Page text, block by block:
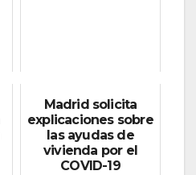
Madrid solicita
explicaciones sobre
las ayudas de
vivienda por el
COVID-19